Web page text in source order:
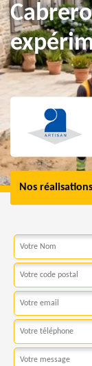
Nos réalisations